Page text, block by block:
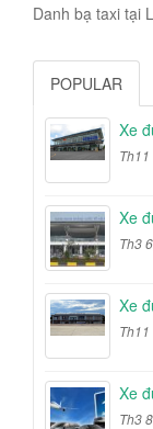
Danh bạ taxi tại
POPULAR
Xe
Xe
Th3
Xe
Xe
Th3